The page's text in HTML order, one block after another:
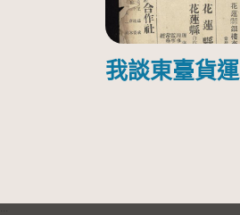
我談東臺貨運